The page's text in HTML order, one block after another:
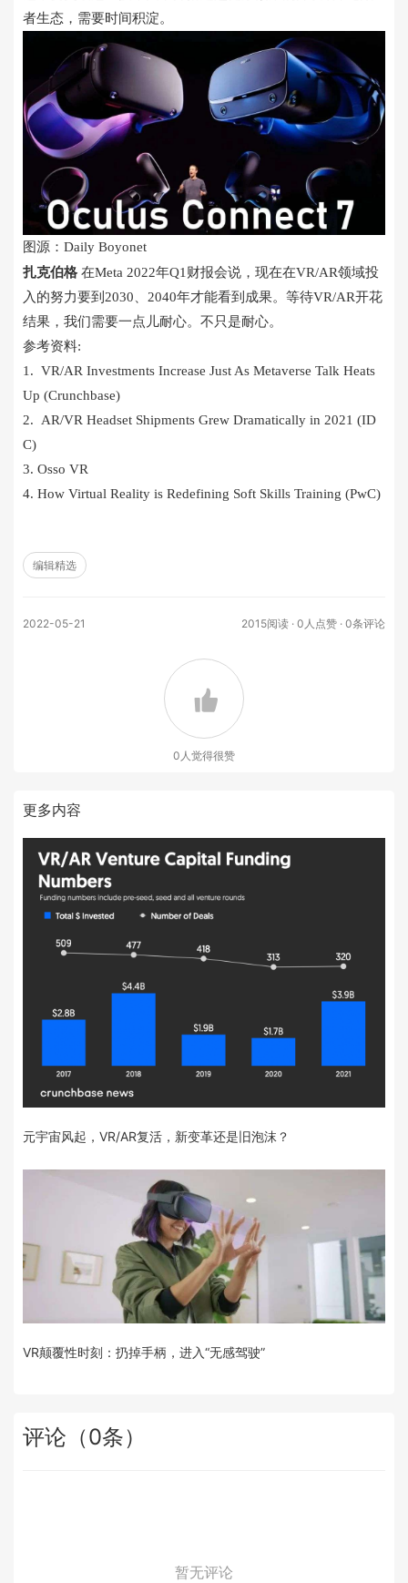
者生态，需要时间积淀。
图源：Daily Boyonet
扎克伯格 在Meta 2022年Q1财报会说，现在在VR/AR领域投
入的努力要到2030、2040年才能看到成果。等待VR/AR开花
结果，我们需要一点儿耐心。不只是耐心。
参考资料:
1. VR/AR Investments Increase Just As Metaverse Talk Heats
Up (Crunchbase)
2. AR/VR Headset Shipments Grew Dramatically in 2021 (ID
C)
3. Osso VR
4. How Virtual Reality is Redefining Soft Skills Training (PwC)
编辑精选
2022-05-21 2015阅读 · 0 人点赞 · 0条评论
0 人觉得很赞
更多内容
元宇宙风起，VR/AR复活，新变革还是旧泡沫？
VR颠覆性时刻：扔掉手柄，进入“无感驾驶”
评论 （0条）
暂无评论